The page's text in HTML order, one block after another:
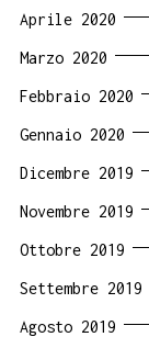
Aprile 2020
Marzo 2020
Febbraio 2020
Gennaio 2020
Dicembre 2019
Novembre 2019
Ottobre 2019
Settembre 2019
Agosto 2019